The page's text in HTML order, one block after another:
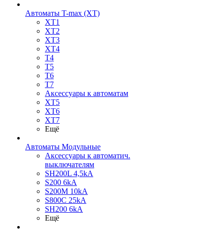
Автоматы T-max (XT)
XT1
XT2
XT3
XT4
T4
T5
T6
T7
Аксессуары к автоматам
XT5
XT6
XT7
Ещё
Автоматы Модульные
Аксессуары к автоматич.
выключателям
SH200L 4,5kA
S200 6kA
S200M 10kA
S800C 25kA
SH200 6kA
Ещё